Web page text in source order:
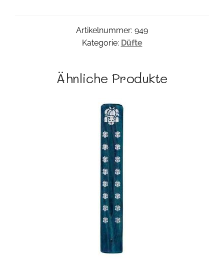
Toilette
Menge
Artikelnummer: 949
Kategorie: Düfte
Ähnliche Produkte